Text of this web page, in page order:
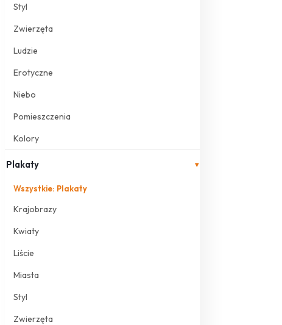
Styl
Zwierzęta
Ludzie
Erotyczne
Niebo
Pomieszczenia
Kolory
Plakaty ▾
Wszystkie: Plakaty
Krajobrazy
Kwiaty
Liście
Miasta
Styl
Zwierzęta